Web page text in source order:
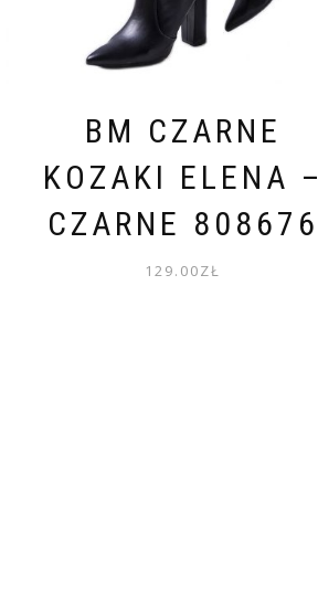
BM CZARNE
KOZAKI ELENA –
CZARNE 808676
129.00ZŁ